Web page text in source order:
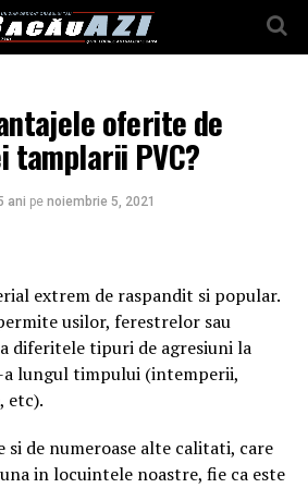
oferite de
tamplarii PVC?
ani pe noiembrie 5, 2021
extrem de raspandit si popular.
usilor, ferestrelor sau
diferitele tipuri de agresiuni la
a lungul timpului (intemperii,
etc).
si de numeroase alte calitati, care
in locuintele noastre, fie ca este